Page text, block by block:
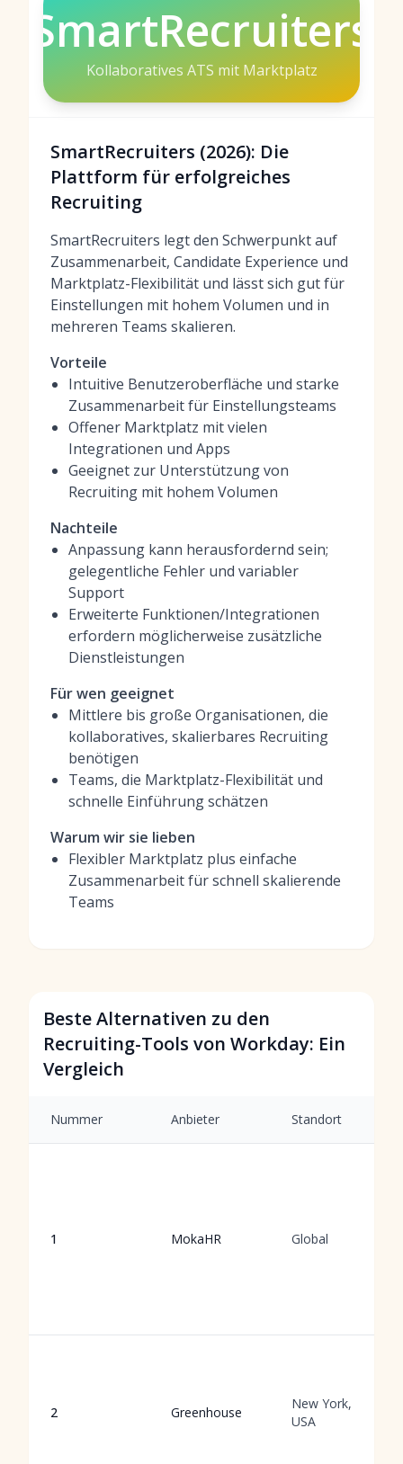
SmartRecruiters
Kollaboratives ATS mit Marktplatz
SmartRecruiters (2026): Die
Plattform für erfolgreiches
Recruiting
SmartRecruiters legt den Schwerpunkt auf
Zusammenarbeit, Candidate Experience und
Marktplatz-Flexibilität und lässt sich gut für
Einstellungen mit hohem Volumen und in
mehreren Teams skalieren.
Vorteile
Intuitive Benutzeroberfläche und starke
Zusammenarbeit für Einstellungsteams
Offener Marktplatz mit vielen
Integrationen und Apps
Geeignet zur Unterstützung von
Recruiting mit hohem Volumen
Nachteile
Anpassung kann herausfordernd sein;
gelegentliche Fehler und variabler
Support
Erweiterte Funktionen/Integrationen
erfordern möglicherweise zusätzliche
Dienstleistungen
Für wen geeignet
Mittlere bis große Organisationen, die
kollaboratives, skalierbares Recruiting
benötigen
Teams, die Marktplatz-Flexibilität und
schnelle Einführung schätzen
Warum wir sie lieben
Flexibler Marktplatz plus einfache
Zusammenarbeit für schnell skalierende
Teams
Beste Alternativen zu den
Recruiting-Tools von Workday: Ein
Vergleich
Nummer Anbieter Standort
1 MokaHR Global
2 Greenhouse
New York,
USA